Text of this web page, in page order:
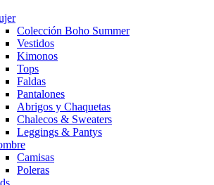
Colección Boho Summer
Vestidos
Kimonos
Tops
Faldas
Pantalones
Abrigos y Chaquetas
Chalecos & Sweaters
Leggings & Pantys
Camisas
Poleras